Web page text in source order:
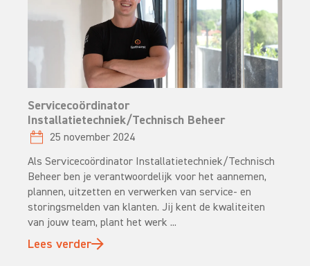
Servicecoördinator
Installatietechniek/Technisch Beheer
25 november 2024
Als Servicecoördinator Installatietechniek/Technisch
Beheer ben je verantwoordelijk voor het aannemen,
plannen, uitzetten en verwerken van service- en
storingsmelden van klanten. Jij kent de kwaliteiten
van jouw team, plant het werk ...
Lees verder